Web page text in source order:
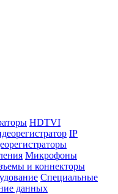
HDTVI
IP
Микрофоны
и коннекторы
Специальные
данных